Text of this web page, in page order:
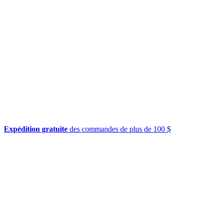
Expédition gratuite des commandes de plus de 100 $